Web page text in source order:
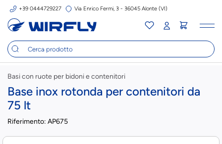
+39 0444729227 Via Enrico Fermi, 3 - 36045 Alonte (VI)
Basi con ruote per bidoni e contenitori
Base inox rotonda per contenitori da
75 lt
Riferimento: AP675